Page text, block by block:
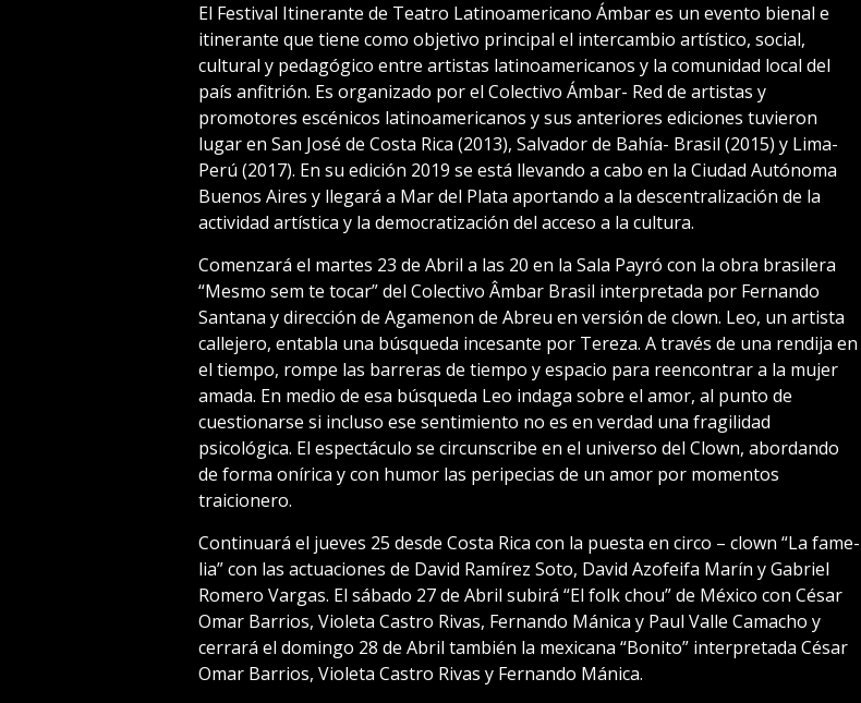
El Festival Itinerante de Teatro Latinoamericano Ámbar es un evento bienal e
itinerante que tiene como objetivo principal el intercambio artístico, social,
cultural y pedagógico entre artistas latinoamericanos y la comunidad local del
país anfitrión. Es organizado por el Colectivo Ámbar- Red de artistas y
promotores escénicos latinoamericanos y sus anteriores ediciones tuvieron
lugar en San José de Costa Rica (2013), Salvador de Bahía- Brasil (2015) y Lima-
Perú (2017). En su edición 2019 se está llevando a cabo en la Ciudad Autónoma
Buenos Aires y llegará a Mar del Plata aportando a la descentralización de la
actividad artística y la democratización del acceso a la cultura.
Comenzará el martes 23 de Abril a las 20 en la Sala Payró con la obra brasilera
“Mesmo sem te tocar” del Colectivo Âmbar Brasil interpretada por Fernando
Santana y dirección de Agamenon de Abreu en versión de clown. Leo, un artista
callejero, entabla una búsqueda incesante por Tereza. A través de una rendija en
el tiempo, rompe las barreras de tiempo y espacio para reencontrar a la mujer
amada. En medio de esa búsqueda Leo indaga sobre el amor, al punto de
cuestionarse si incluso ese sentimiento no es en verdad una fragilidad
psicológica. El espectáculo se circunscribe en el universo del Clown, abordando
de forma onírica y con humor las peripecias de un amor por momentos
traicionero.
Continuará el jueves 25 desde Costa Rica con la puesta en circo – clown “La fame-
lia” con las actuaciones de David Ramírez Soto, David Azofeifa Marín y Gabriel
Romero Vargas. El sábado 27 de Abril subirá “El folk chou” de México con César
Omar Barrios, Violeta Castro Rivas, Fernando Mánica y Paul Valle Camacho y
cerrará el domingo 28 de Abril también la mexicana “Bonito” interpretada César
Omar Barrios, Violeta Castro Rivas y Fernando Mánica.